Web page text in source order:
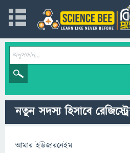
নতুন সদস্য হিসাবে
আমার ইউজারনেইম